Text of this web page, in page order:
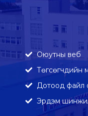
Оюутны веб
Төгсөгчдийн
Дотоод файл
Эрдэм